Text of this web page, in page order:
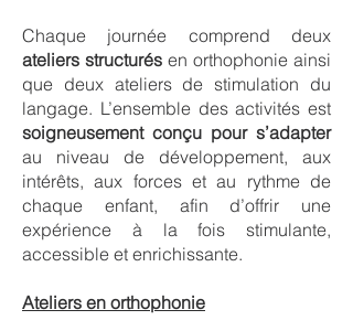
Chaque journée comprend deux
ateliers structurés en orthophonie ainsi
que deux ateliers de stimulation du
langage. L’ensemble des activités est
soigneusement conçu pour s’adapter
au niveau de développement, aux
intérêts, aux forces et au rythme de
chaque enfant, afin d’offrir une
expérience à la fois stimulante,
accessible et enrichissante.
Ateliers en orthophonie